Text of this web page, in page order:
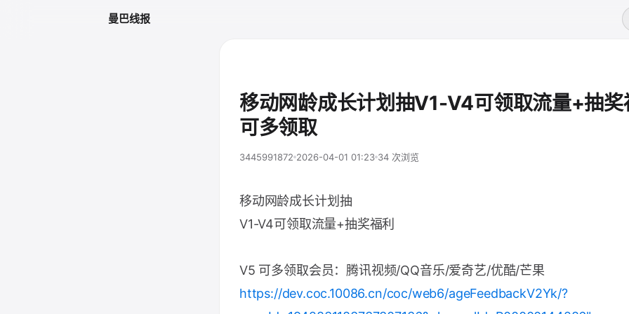
曼巴线报
移动网龄成长计划抽V1-V4可领取流量+抽
可多领取
3445991872 2026-04-01 01:23 34 次浏览
移动网龄成长计划抽
V1-V4可领取流量+抽奖福利
V5 可多领取会员：腾讯视频/QQ音乐/爱奇艺/优酷/芒果
https://dev.coc.10086.cn/coc/web6/ageFeedbackV2Yk/?